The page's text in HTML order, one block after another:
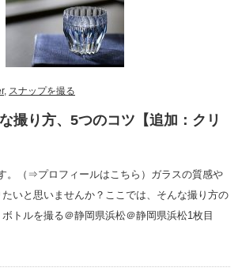
, スナップを撮る
撮り方、5つのコツ【追加：クリ
。（⇒プロフィールはこちら）ガラスの質感や
いと思いませんか？ここでは、そんな撮り方の
トルを撮る＠静岡県浜松＠静岡県浜松1枚目